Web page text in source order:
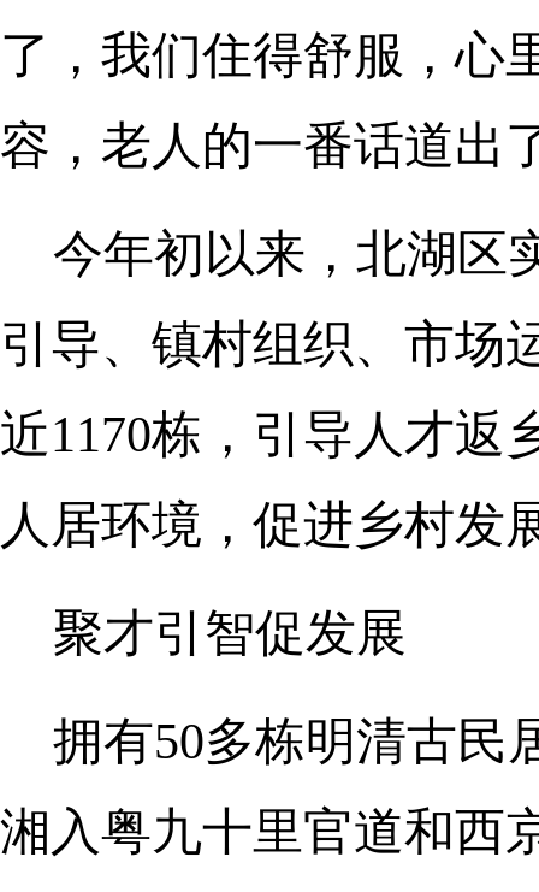
了，我们住得舒服，心
容，老人的一番话道出
今年初以来，北湖区
引导、镇村组织、市场
近1170栋，引导人才返
人居环境，促进乡村发
聚才引智促发展
拥有50多栋明清古⺠
湘入粤九⼗⾥官道和⻄